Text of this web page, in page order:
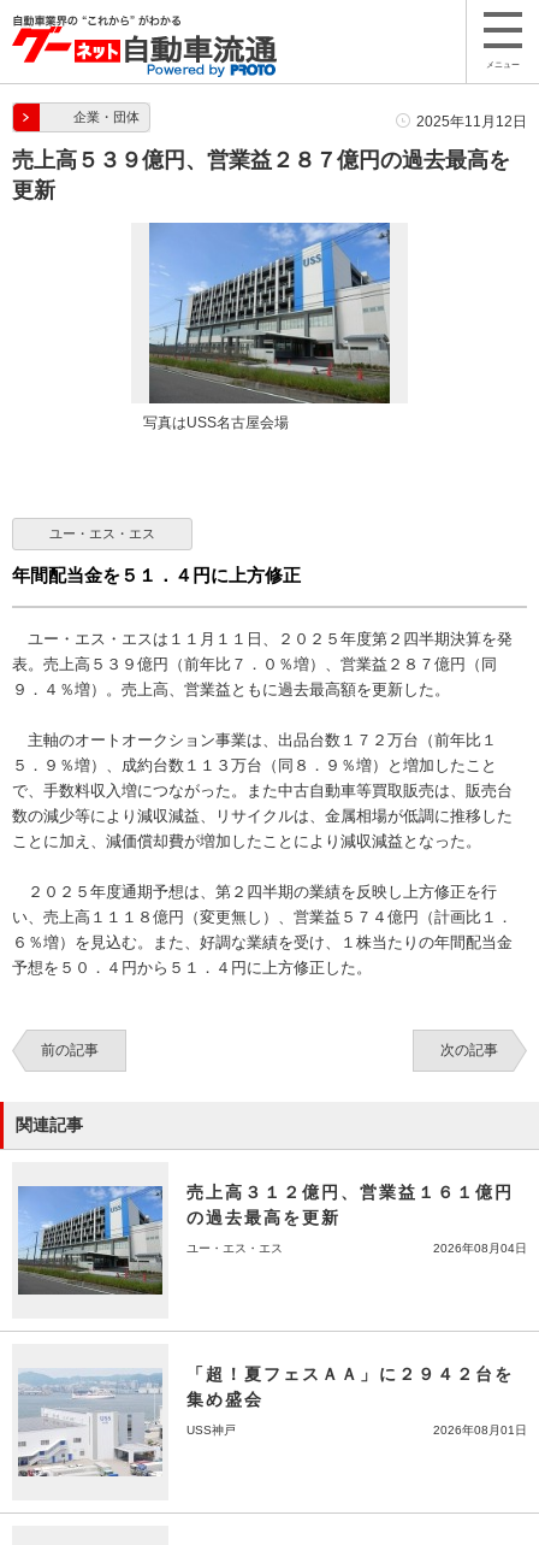
メニュー
企業・団体 2025年11月12日
売上高５３９億円、営業益２８７億円の過去最高を
更新
写真はUSS名古屋会場
ユー・エス・エス
年間配当金を５１．４円に上方修正
ユー・エス・エスは１１月１１日、２０２５年度第２四半期決算を発
表。売上高５３９億円（前年比７．０％増）、営業益２８７億円（同
９．４％増）。売上高、営業益ともに過去最高額を更新した。
主軸のオートオークション事業は、出品台数１７２万台（前年比１
５．９％増）、成約台数１１３万台（同８．９％増）と増加したこと
で、手数料収入増につながった。また中古自動車等買取販売は、販売台
数の減少等により減収減益、リサイクルは、金属相場が低調に推移した
ことに加え、減価償却費が増加したことにより減収減益となった。
２０２５年度通期予想は、第２四半期の業績を反映し上方修正を行
い、売上高１１１８億円（変更無し）、営業益５７４億円（計画比１．
６％増）を見込む。また、好調な業績を受け、１株当たりの年間配当金
予想を５０．４円から５１．４円に上方修正した。
前の記事 次の記事
関連記事
売上高３１２億円、営業益１６１億円
の過去最高を更新
ユー・エス・エス 2026年08月04日
「超！夏フェスＡＡ」に２９４２台を
集め盛会
USS神戸 2026年08月01日